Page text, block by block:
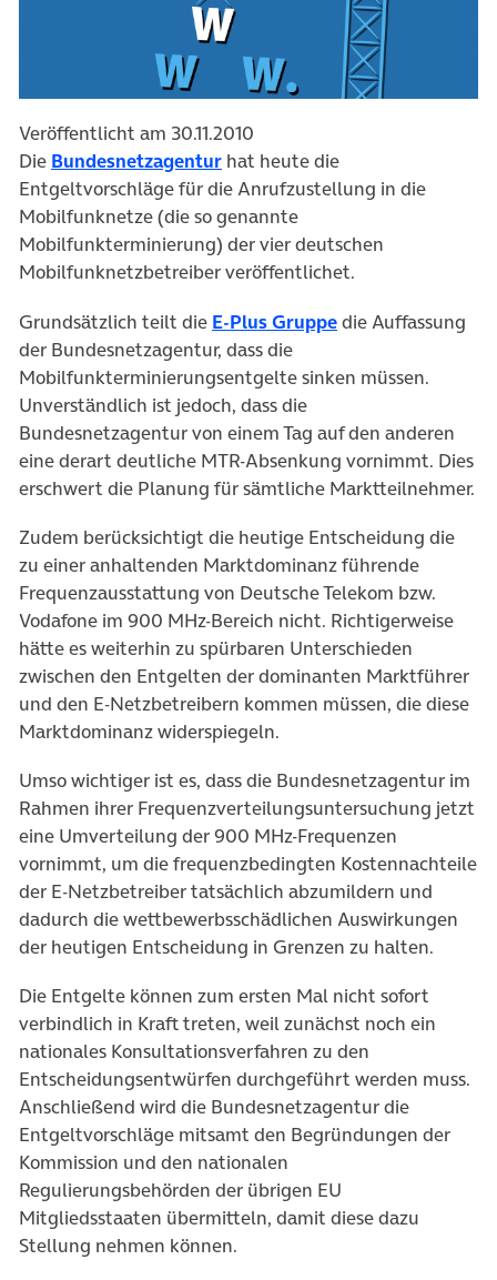
Veröffentlicht am 30.11.2010
Die Bundesnetzagentur(öffnet in neuem Tab)
hat heute die
Entgeltvorschläge für die Anrufzustellung in die
Mobilfunknetze (die so genannte
Mobilfunkterminierung) der vier deutschen
Mobilfunknetzbetreiber veröffentlichet.
Grundsätzlich teilt die E-Plus Gruppe(öffnet in neuem
die Auffassung
der Bundesnetzagentur, dass die
Mobilfunkterminierungsentgelte sinken müssen.
Unverständlich ist jedoch, dass die
Bundesnetzagentur von einem Tag auf den anderen
eine derart deutliche MTR-Absenkung vornimmt. Dies
erschwert die Planung für sämtliche Marktteilnehmer.
Zudem berücksichtigt die heutige Entscheidung die
zu einer anhaltenden Marktdominanz führende
Frequenzausstattung von Deutsche Telekom bzw.
Vodafone im 900 MHz-Bereich nicht. Richtigerweise
hätte es weiterhin zu spürbaren Unterschieden
zwischen den Entgelten der dominanten Marktführer
und den E-Netzbetreibern kommen müssen, die diese
Marktdominanz widerspiegeln.
Umso wichtiger ist es, dass die Bundesnetzagentur im
Rahmen ihrer Frequenzverteilungsuntersuchung jetzt
eine Umverteilung der 900 MHz-Frequenzen
vornimmt, um die frequenzbedingten Kostennachteile
der E-Netzbetreiber tatsächlich abzumildern und
dadurch die wettbewerbsschädlichen Auswirkungen
der heutigen Entscheidung in Grenzen zu halten.
Die Entgelte können zum ersten Mal nicht sofort
verbindlich in Kraft treten, weil zunächst noch ein
nationales Konsultationsverfahren zu den
Entscheidungsentwürfen durchgeführt werden muss.
Anschließend wird die Bundesnetzagentur die
Entgeltvorschläge mitsamt den Begründungen der
Kommission und den nationalen
Regulierungsbehörden der übrigen EU
Mitgliedsstaaten übermitteln, damit diese dazu
Stellung nehmen können.